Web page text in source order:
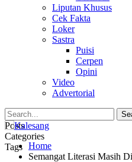
Liputan Khusus
Cek Fakta
Loker
Sastra
Puisi
Cerpen
Opini
Video
Advertorial
Posts
Categories
Tags Home
Semangat Literasi Masih